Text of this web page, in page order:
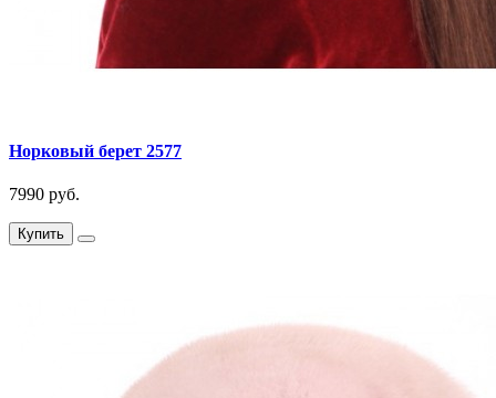
Норковый берет 2577
7990 руб.
Купить